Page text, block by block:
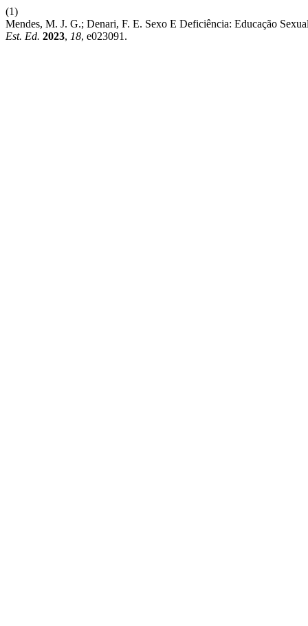
(1)
Mendes, M. J. G.; Denari, F. E. Sexo E Deficiência: Educação
Est. Ed. 2023, 18, e023091.